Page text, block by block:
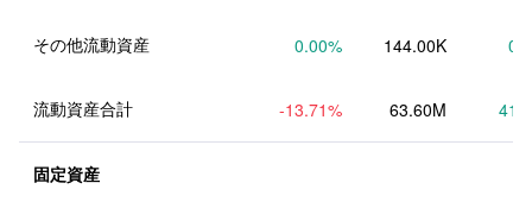
その他流動資産 0.00% 144.00K
流動資産合計 -13.71% 63.60M
固定資産